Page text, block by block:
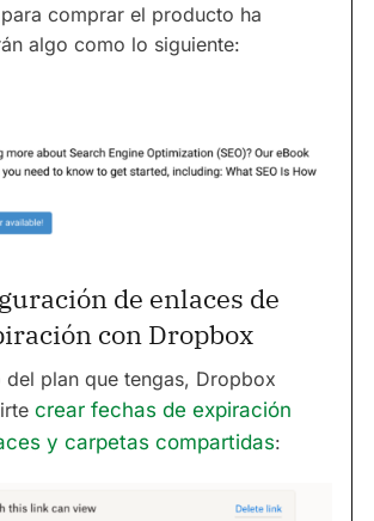
comprar el producto ha
algo como lo siguiente:
de enlaces de
con Dropbox
del plan que tengas, Dropbox
crear fechas de expiración
y carpetas compartidas: